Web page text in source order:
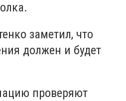
заметил, что
должен и будет
проверяют